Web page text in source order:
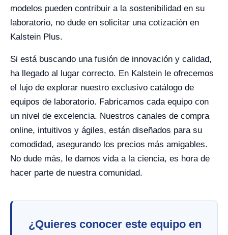
modelos pueden contribuir a la sostenibilidad en su
laboratorio, no dude en solicitar una cotización en
Kalstein Plus.
Si está buscando una fusión de innovación y calidad,
ha llegado al lugar correcto. En Kalstein le ofrecemos
el lujo de explorar nuestro exclusivo catálogo de
equipos de laboratorio. Fabricamos cada equipo con
un nivel de excelencia. Nuestros canales de compra
online, intuitivos y ágiles, están diseñados para su
comodidad, asegurando los precios más amigables.
No dude más, le damos vida a la ciencia, es hora de
hacer parte de nuestra comunidad.
¿Quieres conocer este equipo en